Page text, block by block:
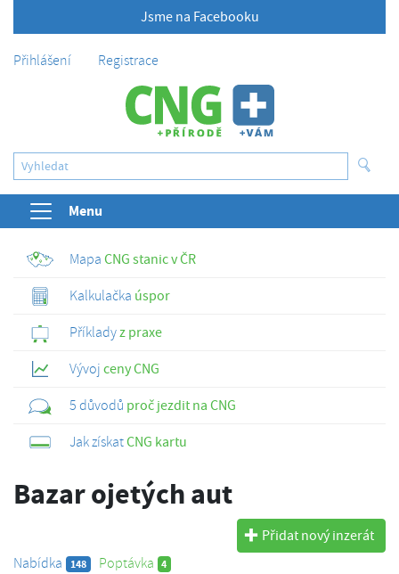
Jsme na Facebooku
Přihlášení Registrace
Menu
Mapa CNG stanic v ČR
Kalkulačka úspor
Příkladyz praxe
Vývoj ceny CNG
5 důvodů proč jezdit na CNG
Jak získatCNG kartu
Bazar ojetých aut
Přidat nový inzerát
Nabídka
148 Poptávka 4